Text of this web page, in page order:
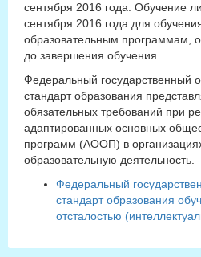
сентября 2016 года. Обучение
сентября 2016 года для
образовательным программам,
до завершения обучения.
Федеральный государственный
стандарт образования
обязательных требований при
адаптированных основных
программ (АООП) в
образовательную деятельность.
Федеральный
стандарт образования
отсталостью